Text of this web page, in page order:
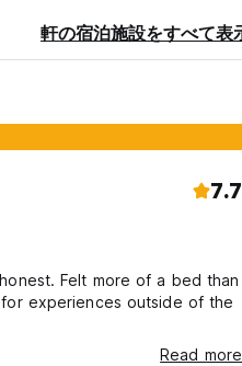
軒の宿泊施設をすべて表
7.7
Felt more of a bed than
experiences outside of the
Read more